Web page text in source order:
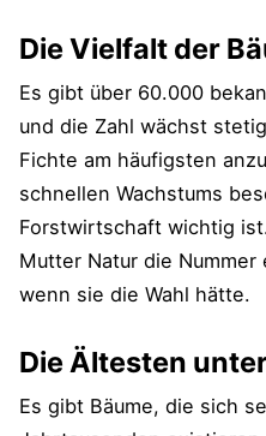
Die Vielfalt der
Es gibt über 60.000
und die Zahl wächst
Fichte am häufigsten
schnellen Wachstums
Forstwirtschaft wichtig
Mutter Natur die Nummer
wenn sie die Wahl hätte.
Die Ältesten
Es gibt Bäume, die sich